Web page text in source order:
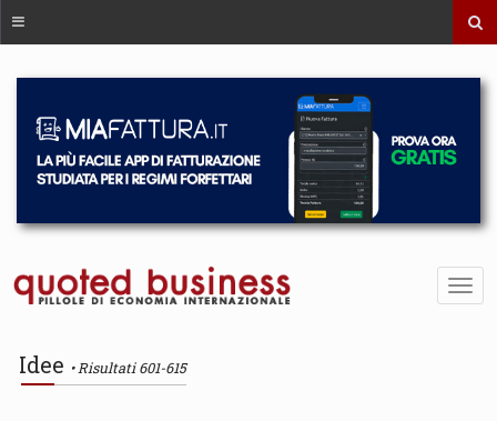
Idee Risultati 601-615